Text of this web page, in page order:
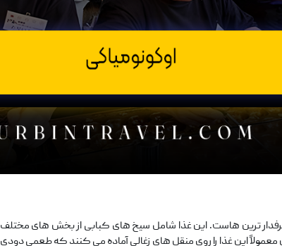
ترین ‌هاست. این غذا شامل سیخ ‌های کبابی از بخش ‌های
این غذا را روی منقل ‌های زغالی آماده می ‌کنند که طعمی